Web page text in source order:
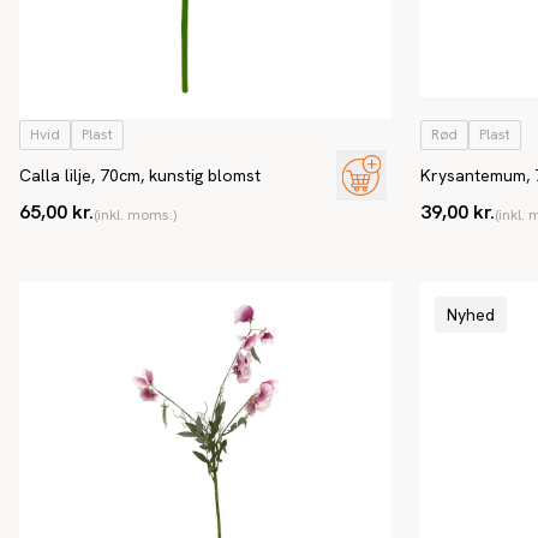
Hvid Plast
Calla lilje, 70cm, kunstig blomst
65,00 kr.(inkl. moms.)
Rød Plast
Krysantemum,
39,00 kr.(inkl.
Nyhed